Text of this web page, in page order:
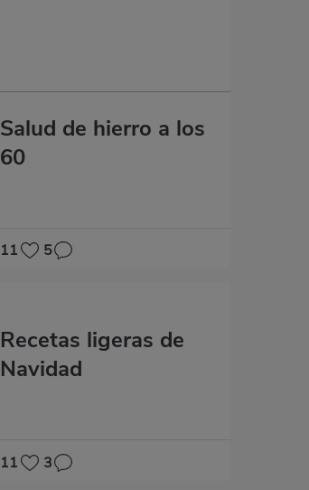
Salud de hierro a los
60
11 5
Recetas ligeras de
Navidad
11 3